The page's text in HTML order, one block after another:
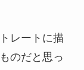
レートに描
のだと思っ